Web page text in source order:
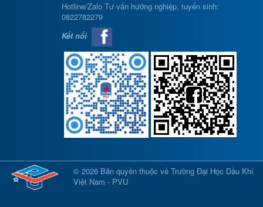
Hotline/Zalo Tư vấn hướng nghiệp, tuyển sinh:
0822782279
Kết nối
© 2026 Bản quyền thuộc về Trường Đại Học Dầu Khí
Việt Nam - PVU